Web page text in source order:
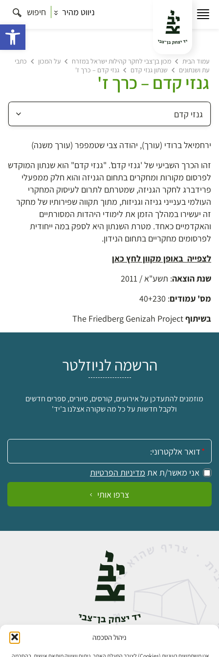
ניהול הסכמה
ניווט מהיר חיפוש
עמוד הבית מכון בן־צבי לחקר קהילות ישראל במזרח על המכון
כתבי
עת ושנתונים
שנתון גנזי קדם גנזי קדם – כרך ז'
גנזי קדם – כרך ז'
ירחמיאל ברודי (עורך), יהודה צבי שטמפפר (עורך משנה)
זהו הכרך השביעי של 'גנזי קדם'. "גנזי קדם" הוא שנתון המוקדש
לפרסום מקורות ומחקרים בתחום הגניזה והוא חלק ממפעלי
פרידברג לחקר הגניזה, שמטרתם לתרום לעיסוק המחקרי
העולמי בענייני גניזה וגניזות, מתוך תקווה שפירותיו של מחקר
זה יעשירו במהלך הזמן את לימודי היהדות המסורתיים
והאקדמיים כאחד. מטרת השנתון היא לספק במה ייחודית
לפרסומים מחקריים בתחום הנידון.
לצפייה באופן מקוון לחץ כאן
שנת הוצאה: תשע"א / 2011
מס' עמודים: 40+230
בשיתוףThe Friedberg Genizah Project
הרשמה לניוזלטר
מוזמנים להתעדכן על אירועים, קורסים, סיורים, ספרים חדשים
ולקבל חדשות על כל מה שקורה אצלנו ב'יד'
אימייל:
אני מאשר/ת את מדיניות הפרטיות
צרפו אותי
אבן גבירול 14, רחביה, ירושלים